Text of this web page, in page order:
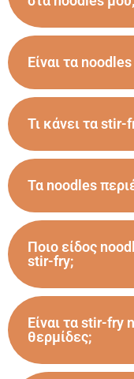
Είναι τα
Τι κάνει τα
Τα noodles
Ποιο είδος
stir-fry;
Είναι τα stir-fry
θερμίδες;